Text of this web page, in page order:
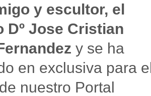
y escultor, el
Dº Jose Cristian
y se ha
en exclusiva para
nuestro Portal